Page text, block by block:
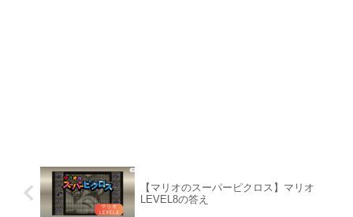
【マリオのスーパーピクロス】マリオ
LEVEL8の答え